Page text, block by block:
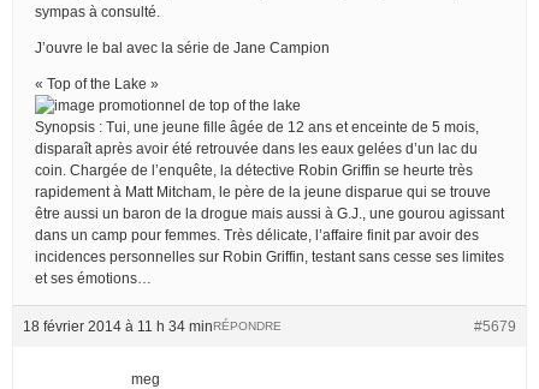
sympas à consulté.
J’ouvre le bal avec la série de Jane Campion
« Top of the Lake »
Synopsis : Tui, une jeune fille âgée de 12 ans et enceinte de 5 mois,
disparaît après avoir été retrouvée dans les eaux gelées d’un lac du
coin. Chargée de l’enquête, la détective Robin Griffin se heurte très
rapidement à Matt Mitcham, le père de la jeune disparue qui se trouve
être aussi un baron de la drogue mais aussi à G.J., une gourou agissant
dans un camp pour femmes. Très délicate, l’affaire finit par avoir des
incidences personnelles sur Robin Griffin, testant sans cesse ses limites
et ses émotions…
18 février 2014 à 11 h 34 min #5679
RÉPONDRE
meg